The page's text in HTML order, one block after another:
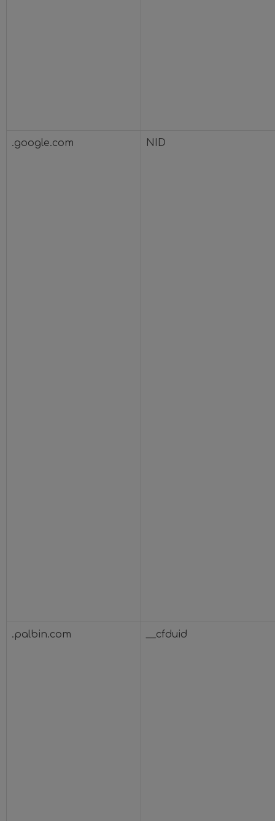
.google.com NID
.palbin.com __cfduid